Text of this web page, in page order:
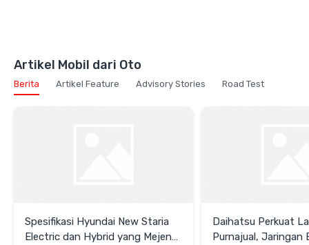
Artikel Mobil dari Oto
Berita Artikel Feature Advisory Stories Road Test
Spesifikasi Hyundai New Staria
Electric dan Hybrid yang Mejeng
Daihatsu Perkuat
Purnajual, Jaringan